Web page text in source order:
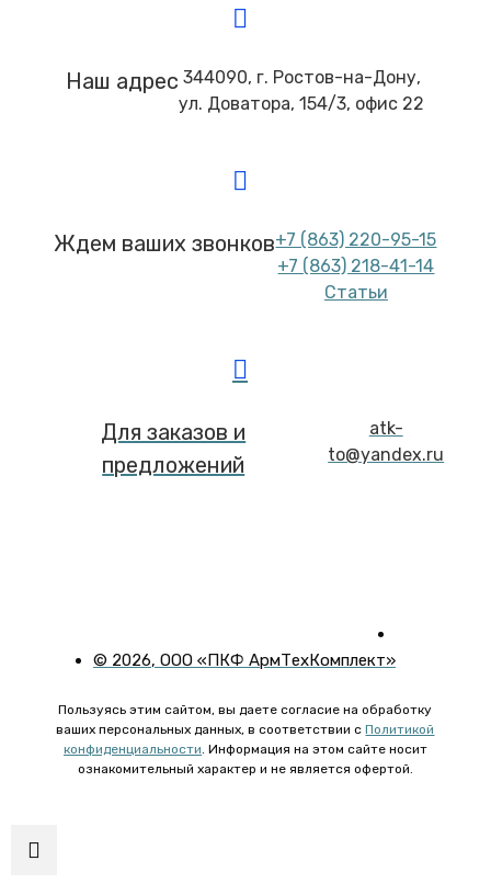
Наш адрес 344090, г. Ростов-на-Дону,
ул. Доватора, 154/3, офис 22
Ждем ваших звонков+7 (863) 220-95-15
+7 (863) 218-41-14
Статьи
Для заказов и
предложений
atk-
to@yandex.ru
© 2026, ООО «ПКФ АрмТехКомплект»
Пользуясь этим сайтом, вы даете согласие на обработку
ваших персональных данных, в соответствии сПолитикой
конфиденциальности. Информация на этом сайте носит
ознакомительный характер и не является офертой.